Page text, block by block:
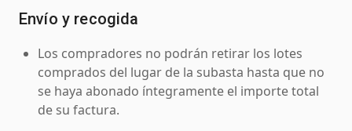
Envío y recogida
Los compradores no podrán retirar los lotes
comprados del lugar de la subasta hasta que no
se haya abonado íntegramente el importe total
de su factura.